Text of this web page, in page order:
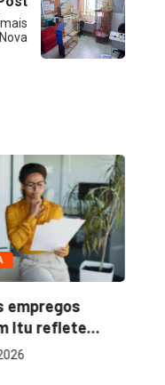
empregos
Itu reflete...